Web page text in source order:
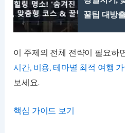
꿀팁 대방
이 주제의 전체 전략이 필요하
시간, 비용, 테마별 최적 여행
보세요.
핵심 가이드 보기